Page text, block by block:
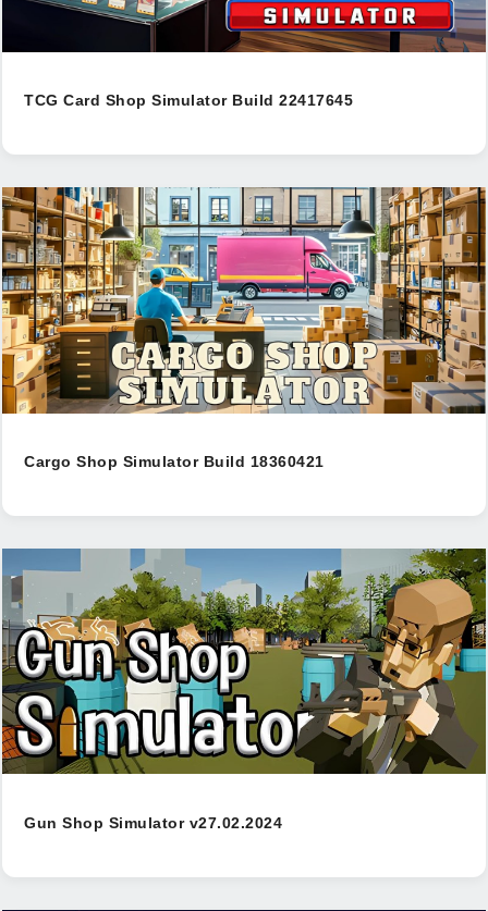
TCG Card Shop Simulator Build 22417645
Cargo Shop Simulator Build 18360421
Gun Shop Simulator v27.02.2024